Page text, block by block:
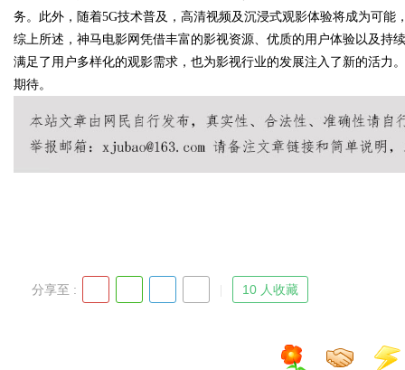
Bo
务。此外，随着5G技术普及，高清视频及沉浸式观影体验将成为可
综上所述，神马电影网凭借丰富的影视资源、优质的用户体验以及持
满足了用户多样化的观影需求，也为影视行业的发展注入了新的活力
期待。
分享至 : 10 人收藏